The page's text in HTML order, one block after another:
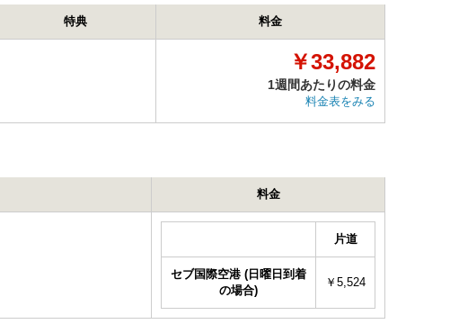
特典 料金
￥33,882
1週間あたりの料金
料金表をみる
料金
片道
セブ国際空港 (日曜日到着
の場合)
￥5,524